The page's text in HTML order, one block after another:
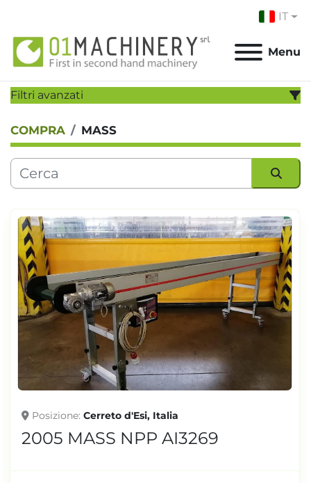
IT
Menu
Filtri avanzati
CATEGORIA:
PRODUTTORE:
ANNO
Applicare Cancella
TONNELLAGGIO
COMPRA MASS
Posizione Cerreto d'Esi, Italia
2005 MASS NPP AI3269